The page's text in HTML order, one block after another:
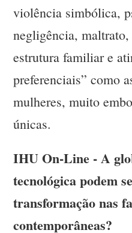
violência simbólica,
negligência,
estrutura familiar e
preferenciais” como
mulheres, muito
únicas.
IHU On-Line - A
tecnológica podem
transformação nas
contemporâneas?